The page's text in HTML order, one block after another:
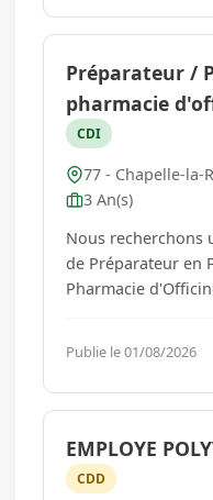
la boucherie (tit...
Préparateur /
pharmacie
CDI
77 - Chapelle-la-
3 An(s)
Nous recherchons
de Préparateur en
Pharmacie
LA-REINE (77760
une expérience
Publie le 01/08/2026
EMPLOYE
CDD